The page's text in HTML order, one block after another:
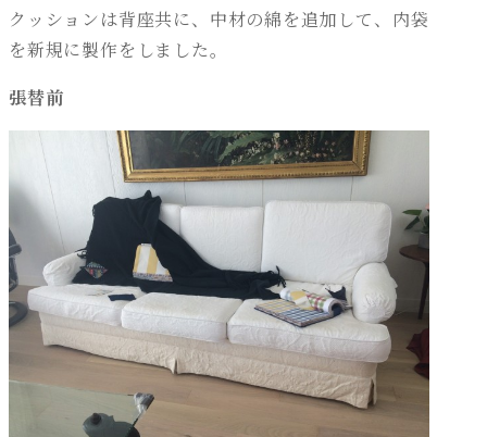
クッションは背座共に、中材の綿を追加して、内袋
を新規に製作をしました。
張替前